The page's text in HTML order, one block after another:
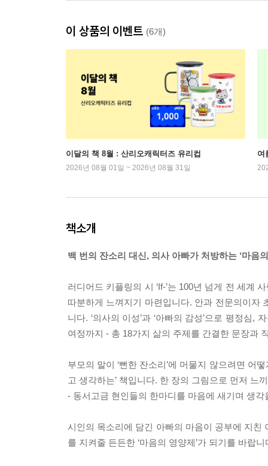
이 상품의 이벤트 (6개)
이달의 책 8월 : 산리오캐릭터즈 유리컵
2026년 08월 01일 ~ 2026년 08월 31일
여
책소개
백 번의 잔소리 대신, 의사 아빠가 처방하는 ‘마음
러디어드 키플링의 시 ‘If-’는 100년 넘게 전 세계
따분하게 느껴지기 마련입니다. 안과 전문의이자
니다. ‘의사의 이성’과 ‘아빠의 감성’으로 평정심
여정까지 - 총 18가지 삶의 주제를 간결한 문장과
부모의 말이 ‘뻔한 잔소리’에 머물지 않으려면 어
고 생각하는’ 책입니다. 한 장의 그림으로 먼저
- 동서고금 현인들의 한마디를 마음에 새기며 생
시인의 목소리에 담긴 아빠의 마음이 공부에 지
를 지켜줄 든든한 ‘마음의 영양제’가 되기를 바랍니